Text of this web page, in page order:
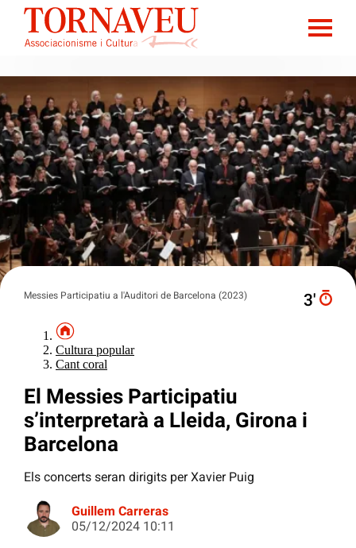
Messies Participatiu a l'Auditori de Barcelona (2023) 3′
Cultura popular
Cant coral
El Messies Participatiu
s’interpretarà a Lleida, Girona i
Barcelona
Els concerts seran dirigits per Xavier Puig
Guillem Carreras
05/12/2024 10:11